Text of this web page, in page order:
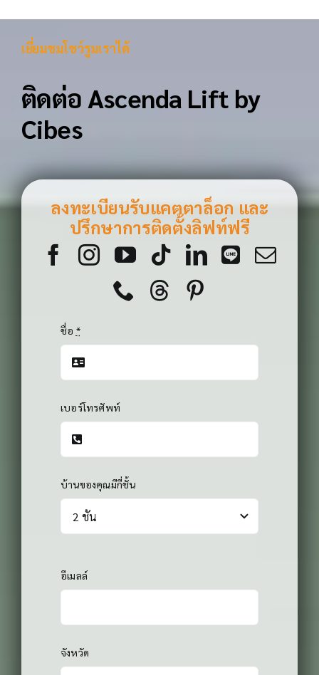
เยี่ยมชมโชว์รูมเราได้
ติดต่อ Ascenda Lift by
Cibes
ลงทะเบียนรับแคตตาล็อก และ
ปรึกษาการติดตั้งลิฟท์ฟรี
ชื่อ *
เบอร์โทรศัพท์
บ้านของคุณมีกี่ชั้น
อีเมลล์
จังหวัด